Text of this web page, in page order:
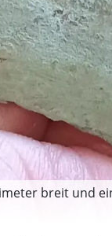
breit und